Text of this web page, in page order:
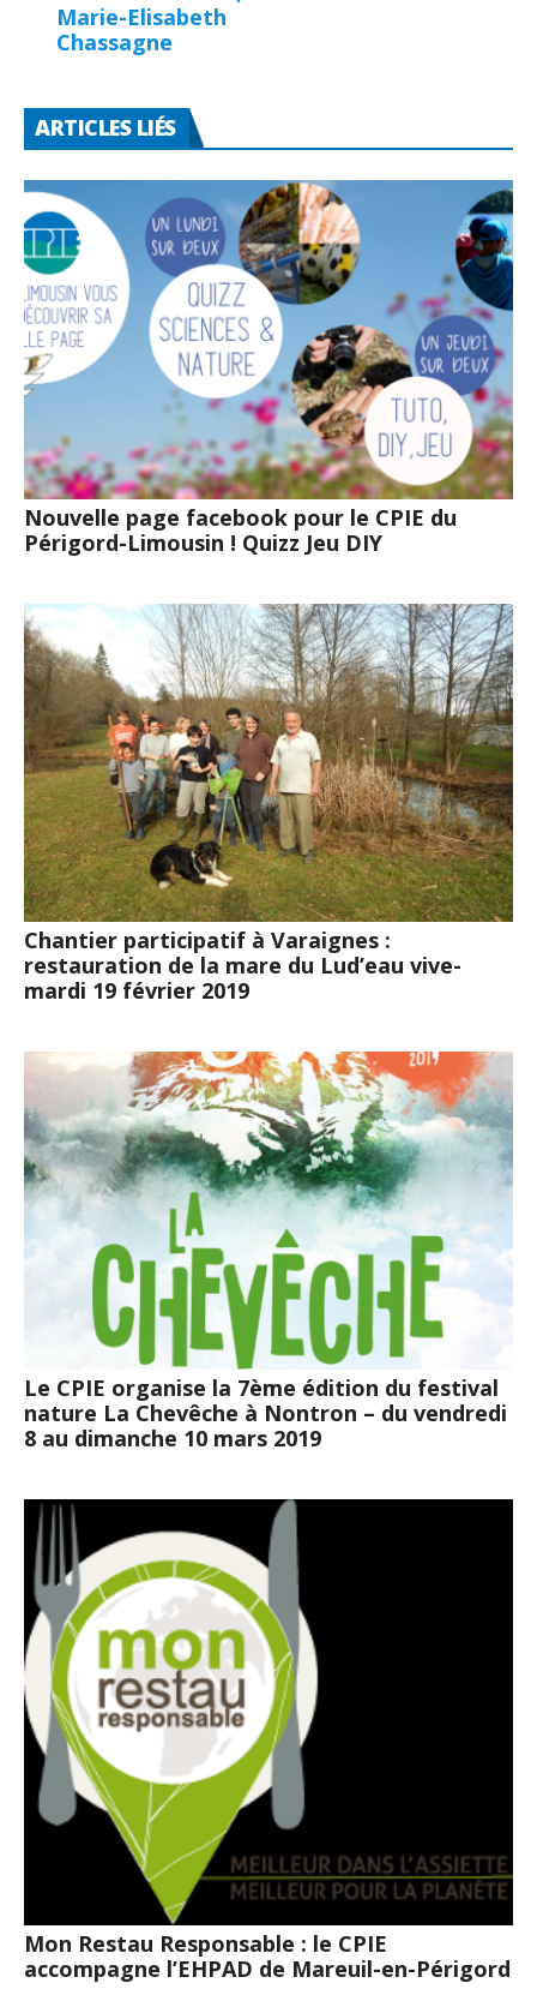
Marie-Elisabeth
Chassagne
ARTICLES LIÉS
Nouvelle page facebook pour le CPIE du
Périgord-Limousin ! Quizz Jeu DIY
Chantier participatif à Varaignes :
restauration de la mare du Lud’eau vive-
mardi 19 février 2019
Le CPIE organise la 7ème édition du festival
nature La Chevêche à Nontron – du vendredi
8 au dimanche 10 mars 2019
Mon Restau Responsable : le CPIE
accompagne l’EHPAD de Mareuil-en-Périgord